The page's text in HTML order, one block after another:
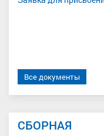
Все документы
СБОРНАЯ